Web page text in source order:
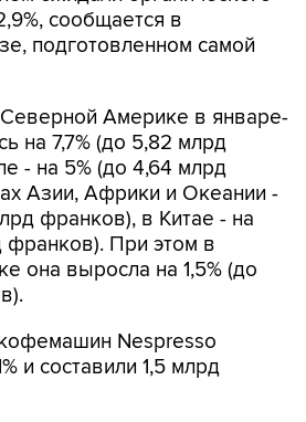
сообщается в
подготовленном самой
Америке в январе-
на 7,7% (до 5,82 млрд
- на 5% (до 4,64 млрд
Азии, Африки и Океании -
франков), в Китае - на
франков). При этом в
она выросла на 1,5% (до
Nespresso
и составили 1,5 млрд